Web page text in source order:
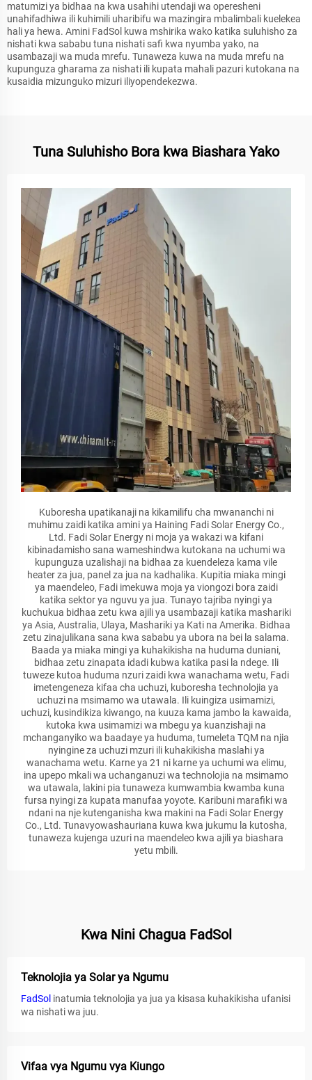
matumizi ya bidhaa na kwa usahihi utendaji wa operesheni
unahifadhiwa ili kuhimili uharibifu wa mazingira mbalimbali kuelekea
hali ya hewa. Amini FadSol kuwa mshirika wako katika suluhisho za
nishati kwa sababu tuna nishati safi kwa nyumba yako, na
usambazaji wa muda mrefu. Tunaweza kuwa na muda mrefu na
kupunguza gharama za nishati ili kupata mahali pazuri kutokana na
kusaidia mizunguko mizuri iliyopendekezwa.
Tuna Suluhisho Bora kwa Biashara Yako
Kuboresha upatikanaji na kikamilifu cha mwananchi ni
muhimu zaidi katika amini ya Haining Fadi Solar Energy Co.,
Ltd. Fadi Solar Energy ni moja ya wakazi wa kifani
kibinadamisho sana wameshindwa kutokana na uchumi wa
kupunguza uzalishaji na bidhaa za kuendeleza kama vile
heater za jua, panel za jua na kadhalika. Kupitia miaka mingi
ya maendeleo, Fadi imekuwa moja ya viongozi bora zaidi
katika sektor ya nguvu ya jua. Tunayo tajriba nyingi ya
kuchukua bidhaa zetu kwa ajili ya usambazaji katika mashariki
ya Asia, Australia, Ulaya, Mashariki ya Kati na Amerika. Bidhaa
zetu zinajulikana sana kwa sababu ya ubora na bei la salama.
Baada ya miaka mingi ya kuhakikisha na huduma duniani,
bidhaa zetu zinapata idadi kubwa katika pasi la ndege. Ili
tuweze kutoa huduma nzuri zaidi kwa wanachama wetu, Fadi
imetengeneza kifaa cha uchuzi, kuboresha technolojia ya
uchuzi na msimamo wa utawala. Ili kuingiza usimamizi,
uchuzi, kusindikiza kiwango, na kuuza kama jambo la kawaida,
kutoka kwa usimamizi wa mbegu ya kuanzishaji na
mchanganyiko wa baadaye ya huduma, tumeleta TQM na njia
nyingine za uchuzi mzuri ili kuhakikisha maslahi ya
wanachama wetu. Karne ya 21 ni karne ya uchumi wa elimu,
ina upepo mkali wa uchanganuzi wa technolojia na msimamo
wa utawala, lakini pia tunaweza kumwambia kwamba kuna
fursa nyingi za kupata manufaa yoyote. Karibuni marafiki wa
ndani na nje kutenganisha kwa makini na Fadi Solar Energy
Co., Ltd. Tunavyowashauriana kuwa kwa jukumu la kutosha,
tunaweza kujenga uzuri na maendeleo kwa ajili ya biashara
yetu mbili.
Kwa Nini Chagua FadSol
Teknolojia ya Solar ya Ngumu
FadSol inatumia teknolojia ya jua ya kisasa kuhakikisha ufanisi
wa nishati wa juu.
Vifaa vya Ngumu vya Kiungo